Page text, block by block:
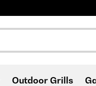
Outdoor Grills